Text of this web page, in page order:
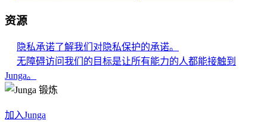
资源
隐私承诺了解我们对隐私保护的承诺。
无障碍访问我们的目标是让所有能力的人都能接触到
Junga。
加入Junga